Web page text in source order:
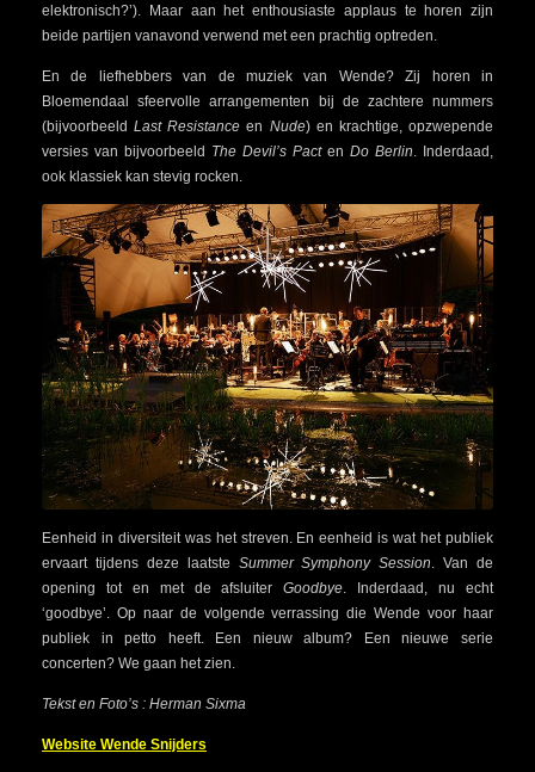
elektronisch?’). Maar aan het enthousiaste applaus te horen zijn
beide partijen vanavond verwend met een prachtig optreden.
En de liefhebbers van de muziek van Wende? Zij horen in
Bloemendaal sfeervolle arrangementen bij de zachtere nummers
(bijvoorbeeldLast Resistanceen Nude) en krachtige, opzwepende
versies van bijvoorbeeld The Devil’s Pact en Do Berlin . Inderdaad,
ook klassiek kan stevig rocken.
Eenheid in diversiteit was het streven. En eenheid is wat het publiek
ervaart tijdens deze laatste Summer Symphony Session. Van de
opening tot en met de afsluiterGoodbye. Inderdaad, nu echt
‘goodbye’. Op naar de volgende verrassing die Wende voor haar
publiek in petto heeft. Een nieuw album? Een nieuwe serie
concerten? We gaan het zien.
Tekst en Foto’s : Herman Sixma
Website Wende Snijders